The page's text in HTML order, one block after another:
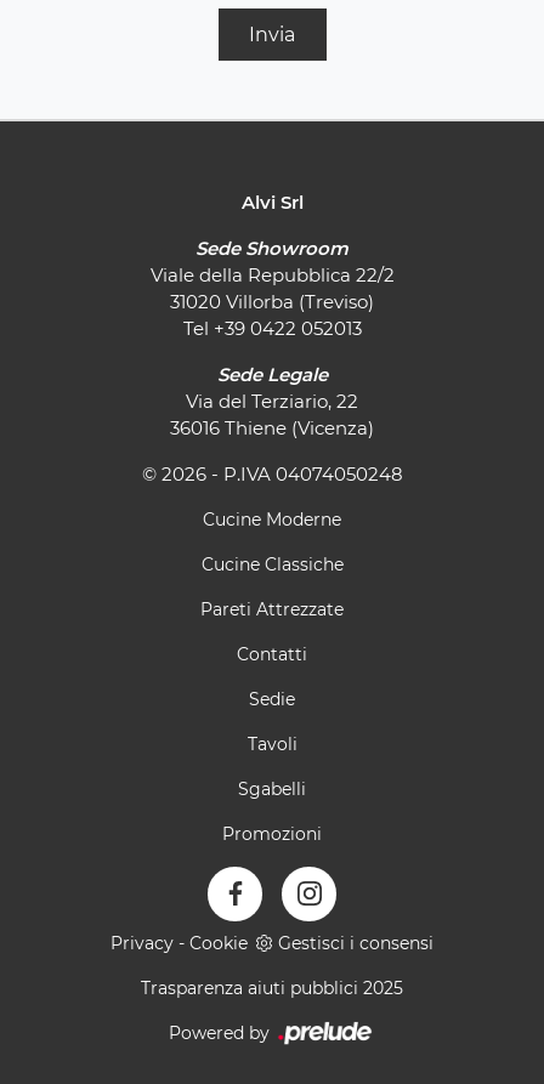
Invia
Alvi Srl
Sede Showroom
Viale della Repubblica 22/2
31020 Villorba (Treviso)
Tel +39 0422 052013
Sede Legale
Via del Terziario, 22
36016 Thiene (Vicenza)
© 2026 - P.IVA 04074050248
Cucine Moderne
Cucine Classiche
Pareti Attrezzate
Contatti
Sedie
Tavoli
Sgabelli
Promozioni
Privacy - Cookie Gestisci i consensi
Trasparenza aiuti pubblici 2025
Powered by